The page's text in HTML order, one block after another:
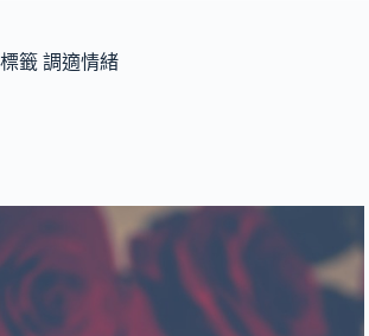
標籤 調適情緒